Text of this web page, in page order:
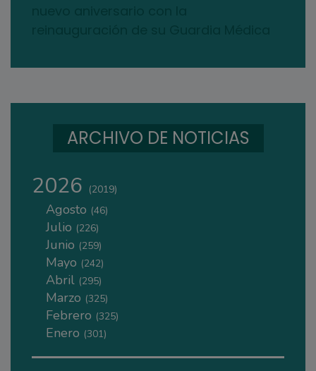
ARCHIVO DE NOTICIAS
2026 (2019)
Agosto (46)
Julio (226)
Junio (259)
Mayo (242)
Abril (295)
Marzo (325)
Febrero (325)
Enero (301)